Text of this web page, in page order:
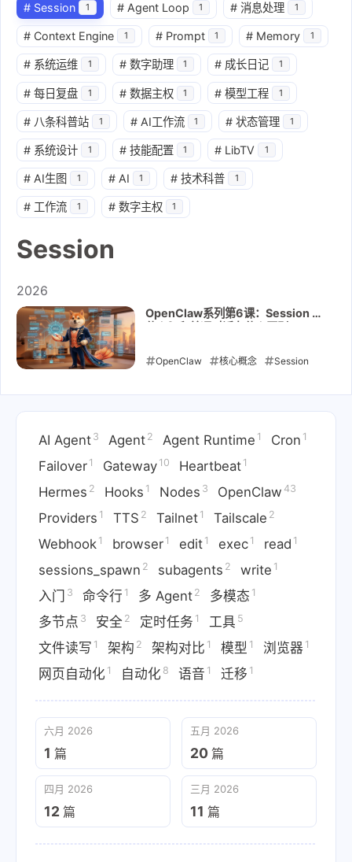
# Session 1 # Agent Loop 1 # 消息处理 1
# Context Engine 1 # Prompt 1 # Memory 1
# 系统运维 1 # 数字助理 1 # 成长日记 1
# 每日复盘 1 # 数据主权 1 # 模型工程 1
# 八条科普站 1 # AI工作流 1 # 状态管理 1
# 系统设计 1 # 技能配置 1 # LibTV 1
# AI生图 1 # AI 1 # 技术科普 1
# 工作流 1 # 数字主权 1
Session
2026
OpenClaw系列第6课：Session 是
OpenClaw 核心概念 Session
2026-04-14
AI Agent 3 Agent 2 Agent Runtime 1 Cron 1
Failover 1 Gateway 10 Heartbeat 1
Hermes 2 Hooks 1 Nodes 3 OpenClaw 43
Providers 1 TTS 2 Tailnet 1 Tailscale 2
Webhook 1 browser 1 edit 1 exec 1 read 1
sessions_spawn 2 subagents 2 write 1
入门 3 命令行 1 多 Agent 2 多模态 1
多节点 3 安全 2 定时任务 1 工具 5
文件读写 1 架构 2 架构对比 1 模型 1 浏览器 1
网页自动化 1 自动化 8 语音 1 迁移 1
六月 2026
1 篇
五月 2026
20 篇
四月 2026
12 篇
三月 2026
11 篇